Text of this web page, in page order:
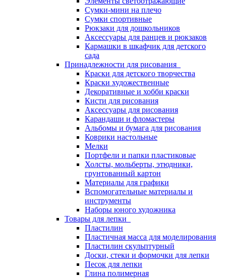
Сумки-мини на плечо
Сумки спортивные
Рюкзаки для дошкольников
Аксессуары для ранцев и рюкзаков
Кармашки в шкафчик для детского
сада
Принадлежности для рисования
Краски для детского творчества
Краски художественные
Декоративные и хобби краски
Кисти для рисования
Аксессуары для рисования
Карандаши и фломастеры
Альбомы и бумага для рисования
Коврики настольные
Мелки
Портфели и папки пластиковые
Холсты, мольберты, этюдники,
грунтованный картон
Материалы для графики
Вспомогательные материалы и
инструменты
Наборы юного художника
Товары для лепки
Пластилин
Пластичная масса для моделирования
Пластилин скульптурный
Доски, стеки и формочки для лепки
Песок для лепки
Глина полимерная